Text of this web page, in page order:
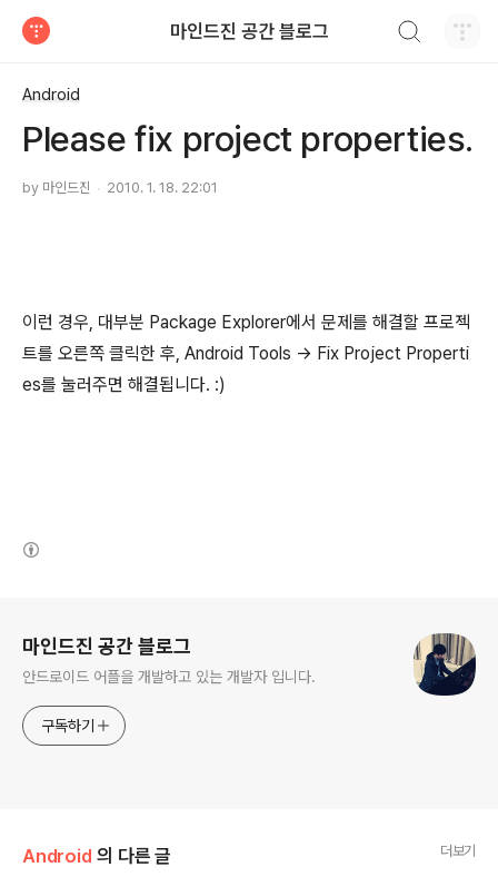
마인드진 공간 블로그
Android
Please fix project properties.
by 마인드진 2010. 1. 18. 22:01
이런 경우, 대부분 Package Explorer에서 문제를 해결할 프로젝
트를 오른쪽 클릭한 후, Android Tools -> Fix Project Properti
es를 눌러주면 해결됩니다. :)
마인드진 공간 블로그
안드로이드 어플을 개발하고 있는 개발자 입니다.
구독하기
Android 의 다른 글 더보기